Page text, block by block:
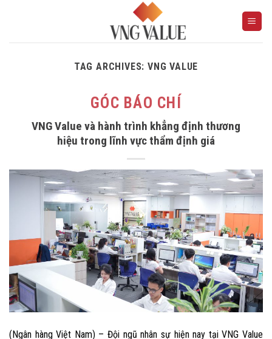
TAG ARCHIVES: VNG VALUE
GÓC BÁO CHÍ
VNG Value và hành trình khẳng định thương
hiệu trong lĩnh vực thẩm định giá
(Ngân hàng Việt Nam) – Đội ngũ nhân sự hiện nay tại VNG Value